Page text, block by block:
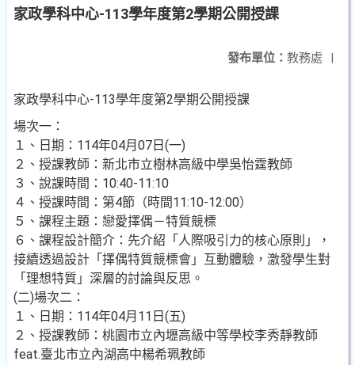
家政學科中心-113學年度第2學期公開授課
發布單位： 教務處 |
家政學科中心-113學年度第2學期公開授課
場次一：
１、日期：114年04月07日(一)
２、授課教師：新北市立樹林高級中學吳怡霆教師
３、說課時間：10:40-11:10
４、授課時間：第4節（時間11:10-12:00）
５、課程主題：戀愛擇偶－特質競標
６、課程設計簡介：先介紹「人際吸引力的核心原則」，
接續透過設計「擇偶特質競標會」互動體驗，激發學生對
「理想特質」深層的討論與反思。
(二)場次二：
１、日期：114年04月11日(五)
２、授課教師：桃園市立內壢高級中等學校李秀靜教師
feat.臺北市立內湖高中楊希珮教師